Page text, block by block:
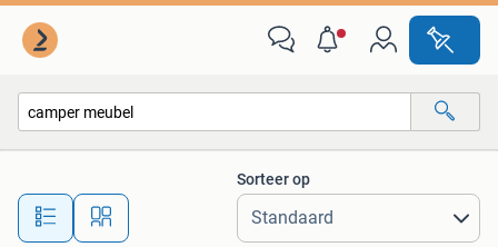
Alle afstanden…
Sorteer op